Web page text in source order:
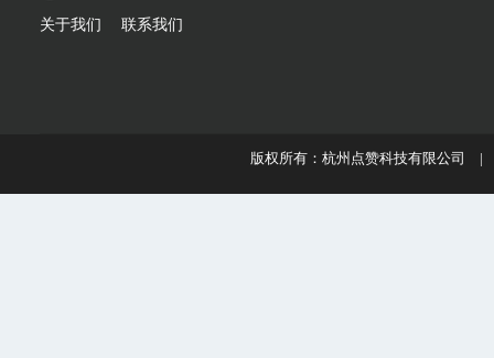
关于我们 联系我们
版权所有：杭州点赞科技有限公司